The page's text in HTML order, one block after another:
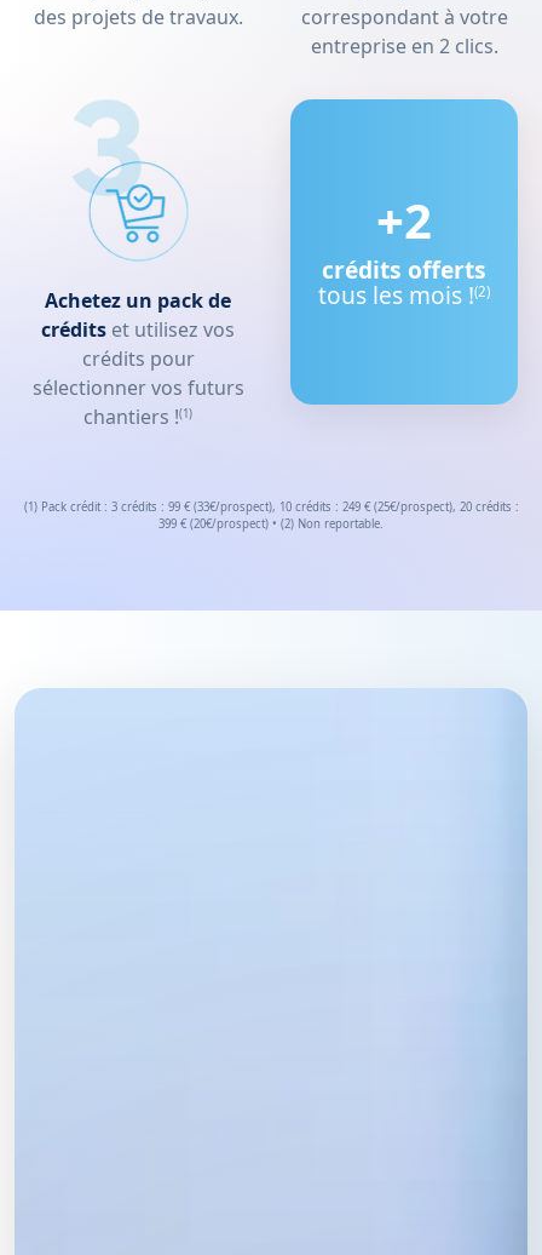
des projets de travaux.
correspondant à votre
entreprise en 2 clics.
Achetez un pack de
crédits et utilisez vos
crédits pour
sélectionner vos futurs
chantiers !(1)
+2
crédits offerts
tous les mois !(2)
(1) Pack crédit : 3 crédits : 99 € (33€/prospect), 10 crédits : 249 € (25€/prospect), 20 crédits :
399 € (20€/prospect) • (2) Non reportable.